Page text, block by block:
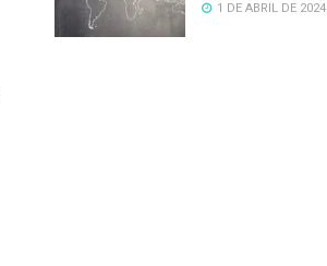
1 DE ABRIL DE 2024